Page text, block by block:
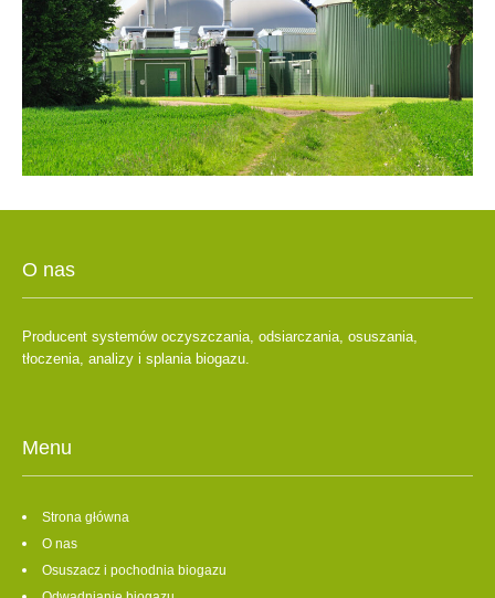
O nas
Producent systemów oczyszczania, odsiarczania, osuszania,
tłoczenia, analizy i splania biogazu.
Menu
Strona główna
O nas
Osuszacz i pochodnia biogazu